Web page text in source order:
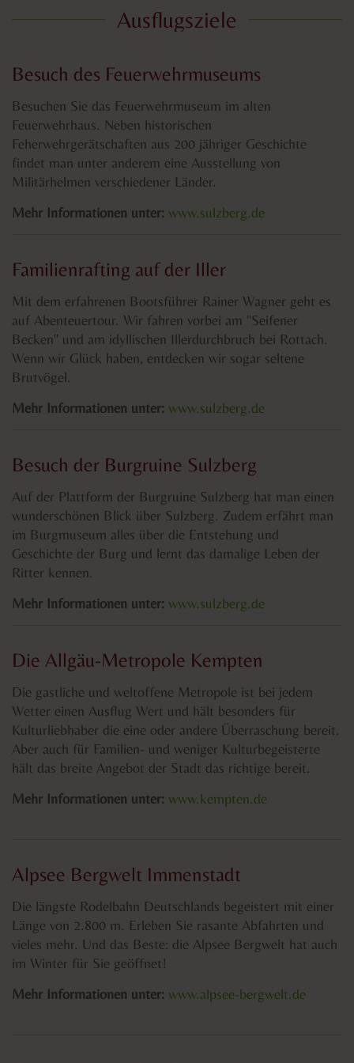
Ausflugsziele
Besuch des Feuerwehrmuseums
Besuchen Sie das Feuerwehrmuseum im alten
Feuerwehrhaus. Neben historischen
Feherwehrgerätschaften aus 200 jähriger Geschichte
findet man unter anderem eine Ausstellung von
Militärhelmen verschiedener Länder.
Mehr Informationen unter: www.sulzberg.de
Familienrafting auf der Iller
Mit dem erfahrenen Bootsführer Rainer Wagner geht es
auf Abenteuertour. Wir fahren vorbei am "Seifener
Becken" und am idyllischen Illerdurchbruch bei Rottach.
Wenn wir Glück haben, entdecken wir sogar seltene
Brutvögel.
Mehr Informationen unter: www.sulzberg.de
Besuch der Burgruine Sulzberg
Auf der Plattform der Burgruine Sulzberg hat man einen
wunderschönen Blick über Sulzberg. Zudem erfährt man
im Burgmuseum alles über die Entstehung und
Geschichte der Burg und lernt das damalige Leben der
Ritter kennen.
Mehr Informationen unter: www.sulzberg.de
Die Allgäu-Metropole Kempten
Die gastliche und weltoffene Metropole ist bei jedem
Wetter einen Ausflug Wert und hält besonders für
Kulturliebhaber die eine oder andere Überraschung bereit.
Aber auch für Familien- und weniger Kulturbegeisterte
hält das breite Angebot der Stadt das richtige bereit.
Mehr Informationen unter: www.kempten.de
Alpsee Bergwelt Immenstadt
Die längste Rodelbahn Deutschlands begeistert mit einer
Länge von 2.800 m. Erleben Sie rasante Abfahrten und
vieles mehr. Und das Beste: die Alpsee Bergwelt hat auch
im Winter für Sie geöffnet!
Mehr Informationen unter: www.alpsee-bergwelt.de